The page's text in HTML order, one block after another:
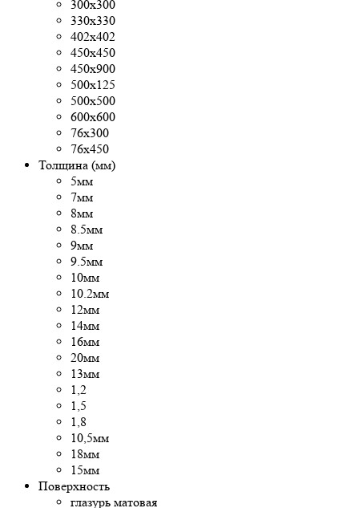
300х300
330х330
402х402
450х450
450х900
500x125
500х500
600х600
76х300
76х450
Толщина (мм)
5мм
7мм
8мм
8.5мм
9мм
9.5мм
10мм
10.2мм
12мм
14мм
16мм
20мм
13мм
1,2
1,5
1,8
10,5мм
18мм
15мм
Поверхность
глазурь матовая